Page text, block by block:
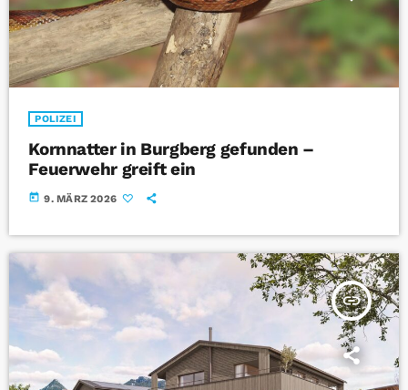
POLIZEI
Kornnatter in Burgberg gefunden –
Feuerwehr greift ein
today 9. MÄRZ 2026
insert_link